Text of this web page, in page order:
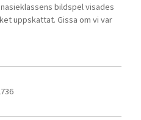
bildspel visades
uppskattat. Gissa om vi var